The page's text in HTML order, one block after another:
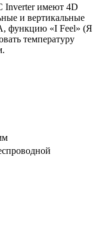
Inverter имеют 4D
и вертикальные
функцию «I Feel» (Я
температуру